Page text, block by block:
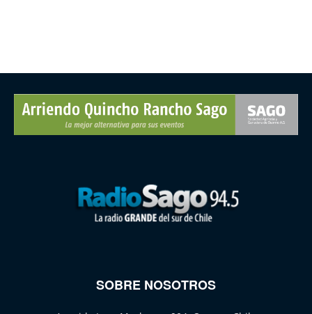
SOBRE NOSOTROS